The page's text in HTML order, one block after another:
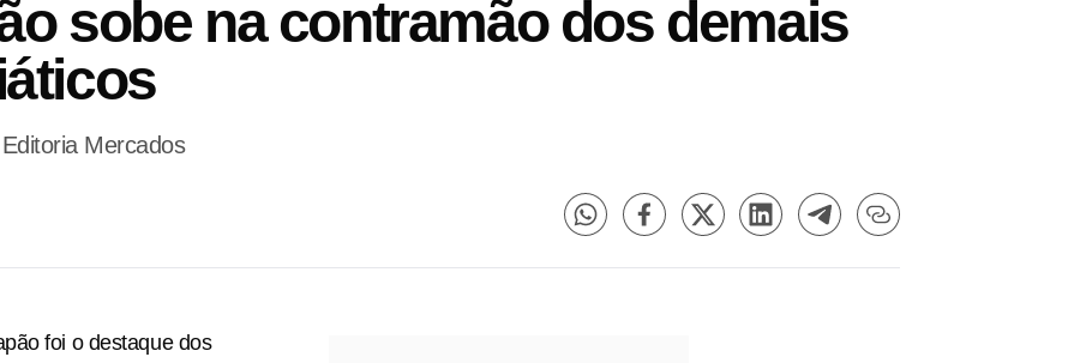
sobe na contramão dos demais
Mercados
foi o destaque dos